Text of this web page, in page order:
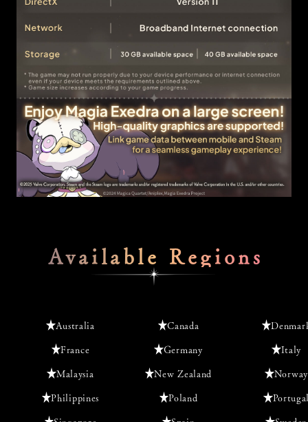
Available Regions
Australia Canada
France Germany Italy
Malaysia New Zealand Norway
Philippines Poland